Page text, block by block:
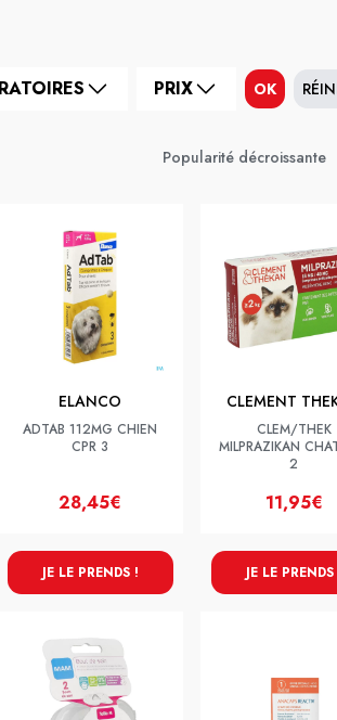
PRIX OK
ELANCO
ADTAB 112MG CHIEN
CPR 3
28,45€
JE LE PRENDS !
CLEMENT
CLEM/THEK
MILPRAZIKAN
2
11,95€
JE LE